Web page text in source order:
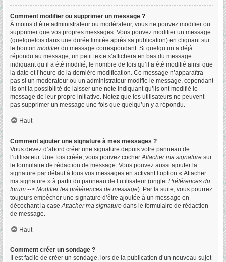
Comment modifier ou supprimer un message ?
À moins d’être administrateur ou modérateur, vous ne pouvez modifier ou
supprimer que vos propres messages. Vous pouvez modifier un message
(quelquefois dans une durée limitée après sa publication) en cliquant sur
le bouton modifierdu message correspondant. Si quelqu’un a déjà
répondu au message, un petit texte s’affichera en bas du message
indiquant qu’il a été modifié, le nombre de fois qu’il a été modifié ainsi que
la date et l’heure de la dernière modification. Ce message n’apparaîtra
pas si un modérateur ou un administrateur modifie le message, cependant
ils ont la possibilité de laisser une note indiquant qu’ils ont modifié le
message de leur propre initiative. Notez que les utilisateurs ne peuvent
pas supprimer un message une fois que quelqu’un y a répondu.
Haut
Comment ajouter une signature à mes messages ?
Vous devez d’abord créer une signature depuis votre panneau de
l’utilisateur. Une fois créée, vous pouvez cocherAttacher ma signature sur
le formulaire de rédaction de message. Vous pouvez aussi ajouter la
signature par défaut à tous vos messages en activant l’option « Attacher
ma signature » à partir du panneau de l’utilisateur (ongletPréférences du
forum --> Modifier les préférences de message). Par la suite, vous pourrez
toujours empêcher une signature d’être ajoutée à un message en
décochant la caseAttacher ma signature dans le formulaire de rédaction
de message.
Haut
Comment créer un sondage ?
Il est facile de créer un sondage, lors de la publication d’un nouveau sujet